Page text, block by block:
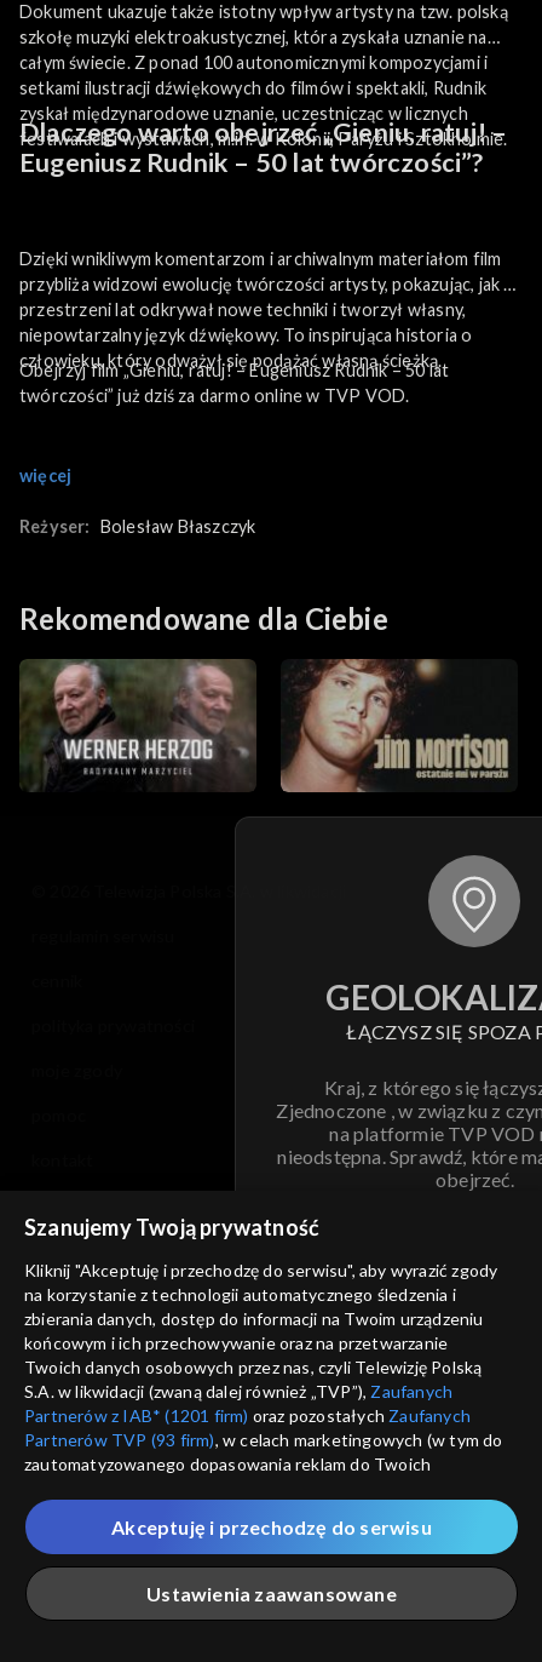
Dokument ukazuje także istotny wpływ artysty na tzw. polską
szkołę muzyki elektroakustycznej, która zyskała uznanie na
całym świecie. Z ponad 100 autonomicznymi kompozycjami i
setkami ilustracji dźwiękowych do filmów i spektakli, Rudnik
zyskał międzynarodowe uznanie, uczestnicząc w licznych
festiwalach i wystawach, m.in. w Kolonii, Paryżu i Sztokholmie.
Dlaczego warto obejrzeć „Gieniu, ratuj! –
Eugeniusz Rudnik – 50 lat twórczości”?
Dzięki wnikliwym komentarzom i archiwalnym materiałom film
przybliża widzowi ewolucję twórczości artysty, pokazując, jak na
przestrzeni lat odkrywał nowe techniki i tworzył własny,
niepowtarzalny język dźwiękowy. To inspirująca historia o
człowieku, który odważył się podążać własną ścieżką.
Obejrzyj film „Gieniu, ratuj! – Eugeniusz Rudnik – 50 lat
twórczości” już dziś za darmo online w TVP VOD.
więcej
Reżyser: Bolesław Błaszczyk
Rekomendowane dla Ciebie
ŁĄCZYSZ SIĘ SPOZA
Kraj, z którego się
Zjednoczone , w związku z
na platformie TVP VOD
nieodstępna. Sprawdź, które
obejrzeć.
ANULUJ
informacje o dostawcy usług
Szanujemy Twoją prywatność
Kliknij "Akceptuję i przechodzę do serwisu", aby wyrazić zgody
na korzystanie z technologii automatycznego śledzenia i
zbierania danych, dostęp do informacji na Twoim urządzeniu
końcowym i ich przechowywanie oraz na przetwarzanie
Twoich danych osobowych przez nas, czyli Telewizję Polską
S.A. w likwidacji (zwaną dalej również „TVP”), Zaufanych
Partnerów z IAB* (1201 firm) oraz pozostałych Zaufanych
Partnerów TVP (93 firm), w celach marketingowych (w tym do
zautomatyzowanego dopasowania reklam do Twoich
które wskazujemy poniżej, a także zgody na udostępnianie
przez nas identyfikatora PPID do Google.
Twoje dane osobowe zbierane podczas odwiedzania przez
Ciebie naszych
poszczególnych serwisówzwanych dalej
„Portalem”, w tym informacje zapisywane za pomocą
Ustawienia zaawansowane
Akceptuję i przechodzę do serwisu